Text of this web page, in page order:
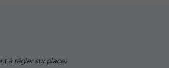
à régler sur place)